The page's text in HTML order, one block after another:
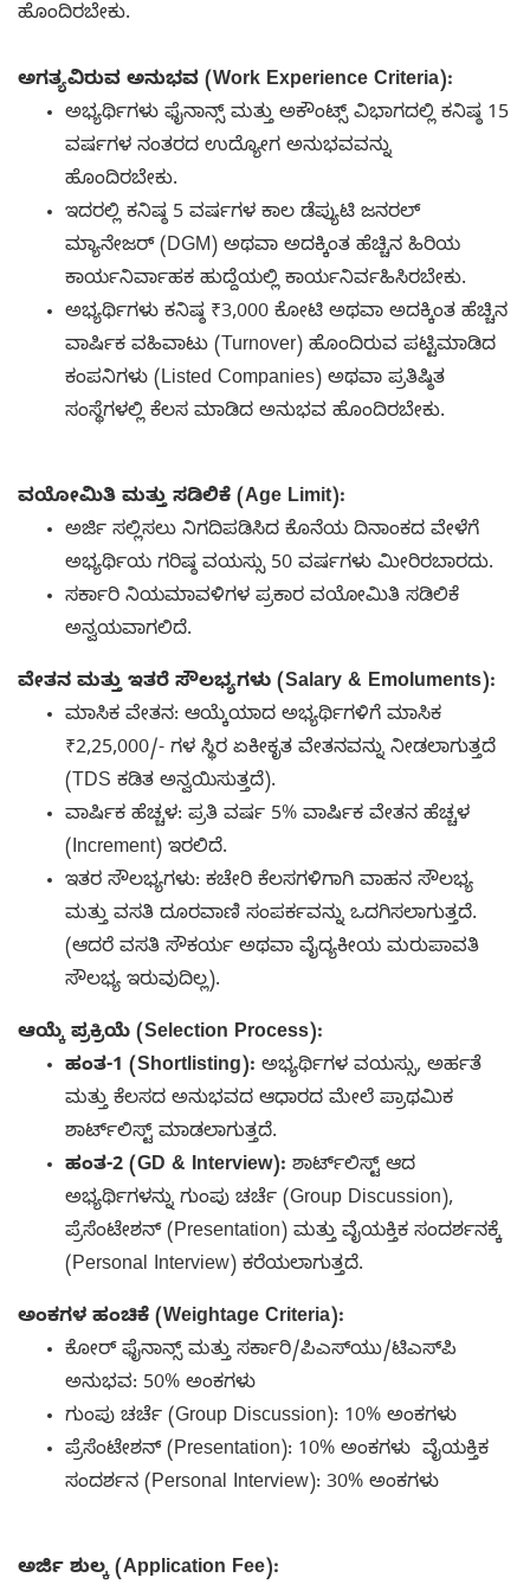
ಹೊಂದಿರಬೇಕು.
ಅಗತ್ಯವಿರುವ ಅನುಭವ (Work Experience Criteria):
ಅಭ್ಯರ್ಥಿಗಳು ಫೈನಾನ್ಸ್ ಮತ್ತು ಅಕೌಂಟ್ಸ್ ವಿಭಾಗದಲ್ಲಿ ಕನಿಷ್ಠ 15
ವರ್ಷಗಳ ನಂತರದ ಉದ್ಯೋಗ ಅನುಭವವನ್ನು
ಹೊಂದಿರಬೇಕು.
ಇದರಲ್ಲಿ ಕನಿಷ್ಠ 5 ವರ್ಷಗಳ ಕಾಲ ಡೆಪ್ಯುಟಿ ಜನರಲ್
ಮ್ಯಾನೇಜರ್ (DGM) ಅಥವಾ ಅದಕ್ಕಿಂತ ಹೆಚ್ಚಿನ ಹಿರಿಯ
ಕಾರ್ಯನಿರ್ವಾಹಕ ಹುದ್ದೆಯಲ್ಲಿ ಕಾರ್ಯನಿರ್ವಹಿಸಿರಬೇಕು.
ಅಭ್ಯರ್ಥಿಗಳು ಕನಿಷ್ಠ ₹3,000 ಕೋಟಿ ಅಥವಾ ಅದಕ್ಕಿಂತ ಹೆಚ್ಚಿನ
ವಾರ್ಷಿಕ ವಹಿವಾಟು (Turnover) ಹೊಂದಿರುವ ಪಟ್ಟಿಮಾಡಿದ
ಕಂಪನಿಗಳು (Listed Companies) ಅಥವಾ ಪ್ರತಿಷ್ಠಿತ
ಸಂಸ್ಥೆಗಳಲ್ಲಿ ಕೆಲಸ ಮಾಡಿದ ಅನುಭವ ಹೊಂದಿರಬೇಕು.
ವಯೋಮಿತಿ ಮತ್ತು ಸಡಿಲಿಕೆ (Age Limit):
ಅರ್ಜಿ ಸಲ್ಲಿಸಲು ನಿಗದಿಪಡಿಸಿದ ಕೊನೆಯ ದಿನಾಂಕದ ವೇಳೆಗೆ
ಅಭ್ಯರ್ಥಿಯ ಗರಿಷ್ಠ ವಯಸ್ಸು 50 ವರ್ಷಗಳು ಮೀರಿರಬಾರದು.
ಸರ್ಕಾರಿ ನಿಯಮಾವಳಿಗಳ ಪ್ರಕಾರ ವಯೋಮಿತಿ ಸಡಿಲಿಕೆ
ಅನ್ವಯವಾಗಲಿದೆ.
ವೇತನ ಮತ್ತು ಇತರೆ ಸೌಲಭ್ಯಗಳು (Salary & Emoluments):
ಮಾಸಿಕ ವೇತನ: ಆಯ್ಕೆಯಾದ ಅಭ್ಯರ್ಥಿಗಳಿಗೆ ಮಾಸಿಕ
₹2,25,000/- ಗಳ ಸ್ಥಿರ ಏಕೀಕೃತ ವೇತನವನ್ನು ನೀಡಲಾಗುತ್ತದೆ
(TDS ಕಡಿತ ಅನ್ವಯಿಸುತ್ತದೆ).
ವಾರ್ಷಿಕ ಹೆಚ್ಚಳ: ಪ್ರತಿ ವರ್ಷ 5% ವಾರ್ಷಿಕ ವೇತನ ಹೆಚ್ಚಳ
(Increment) ಇರಲಿದೆ.
ಇತರ ಸೌಲಭ್ಯಗಳು: ಕಚೇರಿ ಕೆಲಸಗಳಿಗಾಗಿ ವಾಹನ ಸೌಲಭ್ಯ
ಮತ್ತು ವಸತಿ ದೂರವಾಣಿ ಸಂಪರ್ಕವನ್ನು ಒದಗಿಸಲಾಗುತ್ತದೆ.
(ಆದರೆ ವಸತಿ ಸೌಕರ್ಯ ಅಥವಾ ವೈದ್ಯಕೀಯ ಮರುಪಾವತಿ
ಸೌಲಭ್ಯ ಇರುವುದಿಲ್ಲ).
ಆಯ್ಕೆ ಪ್ರಕ್ರಿಯೆ (Selection Process):
ಹಂತ-1 (Shortlisting): ಅಭ್ಯರ್ಥಿಗಳ ವಯಸ್ಸು, ಅರ್ಹತೆ
ಮತ್ತು ಕೆಲಸದ ಅನುಭವದ ಆಧಾರದ ಮೇಲೆ ಪ್ರಾಥಮಿಕ
ಶಾರ್ಟ್‌ಲಿಸ್ಟ್ ಮಾಡಲಾಗುತ್ತದೆ.
ಹಂತ-2 (GD & Interview): ಶಾರ್ಟ್‌ಲಿಸ್ಟ್ ಆದ
ಅಭ್ಯರ್ಥಿಗಳನ್ನು ಗುಂಪು ಚರ್ಚೆ (Group Discussion),
ಪ್ರೆಸೆಂಟೇಶನ್ (Presentation) ಮತ್ತು ವೈಯಕ್ತಿಕ ಸಂದರ್ಶನಕ್ಕೆ
(Personal Interview) ಕರೆಯಲಾಗುತ್ತದೆ.
ಅಂಕಗಳ ಹಂಚಿಕೆ (Weightage Criteria):
ಕೋರ್ ಫೈನಾನ್ಸ್ ಮತ್ತು ಸರ್ಕಾರಿ/ಪಿಎಸ್‌ಯು/ಟಿಎಸ್‌ಪಿ
ಅನುಭವ: 50% ಅಂಕಗಳು
ಗುಂಪು ಚರ್ಚೆ (Group Discussion): 10% ಅಂಕಗಳು
ಪ್ರೆಸೆಂಟೇಶನ್ (Presentation): 10% ಅಂಕಗಳು ವೈಯಕ್ತಿಕ
ಸಂದರ್ಶನ (Personal Interview): 30% ಅಂಕಗಳು
ಅರ್ಜಿ ಶುಲ್ಕ (Application Fee):